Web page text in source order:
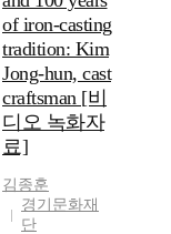
of iron-casting
tradition: Kim
Jong-hun, cast
craftsman [비
디오 녹화자
료]
김종훈
경기문화재
단